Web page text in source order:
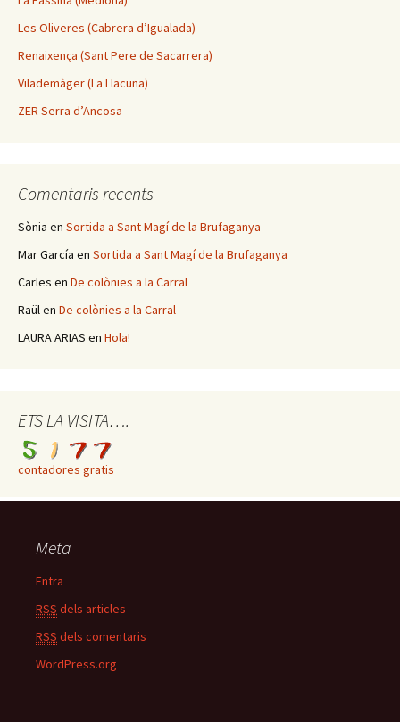
Les Oliveres (Cabrera d’Igualada)
Renaixença (Sant Pere de Sacarrera)
Vilademàger (La Llacuna)
ZER Serra d’Ancosa
Comentaris recents
Sònia en Sortida a Sant Magí de la Brufaganya
Mar García en Sortida a Sant Magí de la Brufaganya
Carles en De colònies a la Carral
Raülen De colònies a la Carral
LAURA ARIAS en Hola!
ETS LA VISITA….
contadores gratis
Meta
Entra
RSS dels articles
RSS dels comentaris
WordPress.org